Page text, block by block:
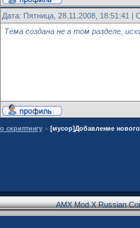
Дата: Пятница, 28.11.2008, 18:51:41
Тема создана не в том разделе,
скриптингу » [мусор]Добавление
AMX Mod X Russian